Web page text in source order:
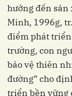
hưởng đến sản
Minh, 1996g,
điểm phát
trường, con
bảo vệ thiên
đường” cho
triển bền vững